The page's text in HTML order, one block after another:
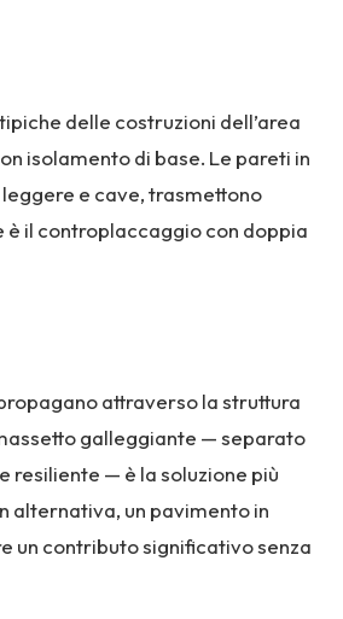
delle costruzioni dell’area
isolamento di base. Le pareti in
e cave, trasmettono
il controplaccaggio con doppia
attraverso la struttura
galleggiante — separato
resiliente — è la soluzione più
alternativa, un pavimento in
un contributo significativo senza